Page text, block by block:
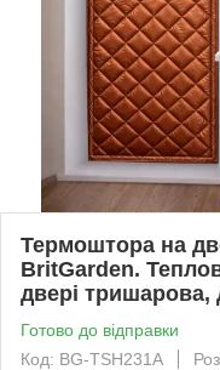
Термоштора на
BritGarden.
двері тришарова,
Готово до відправки
Код: BG-TSH231А